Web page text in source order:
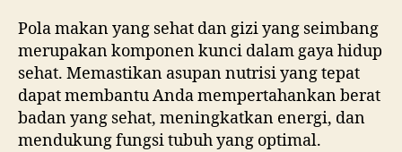
Pola makan yang sehat dan gizi yang seimbang
merupakan komponen kunci dalam gaya hidup
sehat. Memastikan asupan nutrisi yang tepat
dapat membantu Anda mempertahankan berat
badan yang sehat, meningkatkan energi, dan
mendukung fungsi tubuh yang optimal.